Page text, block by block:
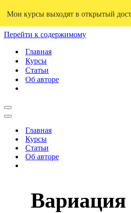
Перейти к содержимому
Главная
Курсы
Статьи
Об авторе
Меню
навигации
Меню
навигацииГлавная
Курсы
Статьи
Об авторе
Вариация
Мои курсы выходят в открытый